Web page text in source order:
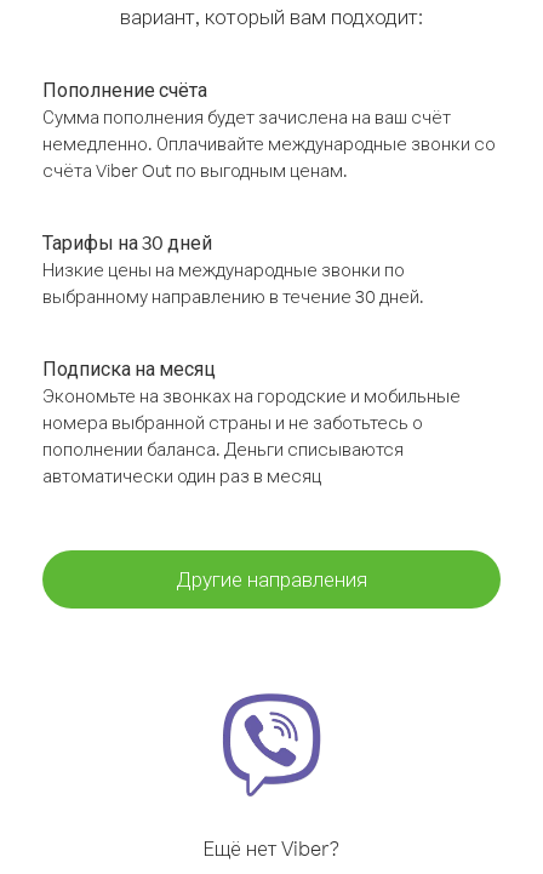
вариант, который вам подходит:
Пополнение счёта
Сумма пополнения будет зачислена на ваш счёт
немедленно. Оплачивайте международные звонки со
счёта Viber Out по выгодным ценам.
Тарифы на 30 дней
Низкие цены на международные звонки по
выбранному направлению в течение 30 дней.
Подписка на месяц
Экономьте на звонках на городские и мобильные
номера выбранной страны и не заботьтесь о
пополнении баланса. Деньги списываются
автоматически один раз в месяц
Другие направления
Ещё нет Viber?